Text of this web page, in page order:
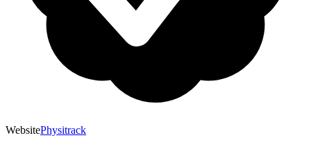
WebsitePhysitrack